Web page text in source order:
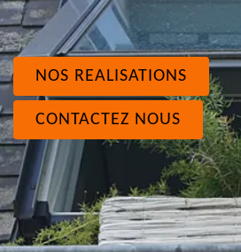
NOS REALISATIONS
CONTACTEZ NOUS